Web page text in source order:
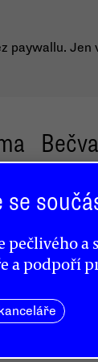
paywallu. Jen
Bečva
se
pečlivého a
a podpoří